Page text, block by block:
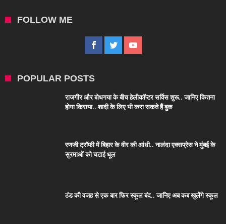
FOLLOW ME
POPULAR POSTS
राजगीर और बोधगया के बीच हेलीकॉप्टर सर्विस शुरू.. जानिए कितना
होगा किराया.. शादी के लिए भी करा सकते हैं बुक
रणजी ट्रॉफी में बिहार के वीर की आंधी.. नालंदा एक्सप्रेस ने मुंबई के
सुरमाओं को चटाई धूल
ठंड की वजह से एक बार फिर स्कूल बंद.. जानिए अब कब खुलेंगे स्कूल